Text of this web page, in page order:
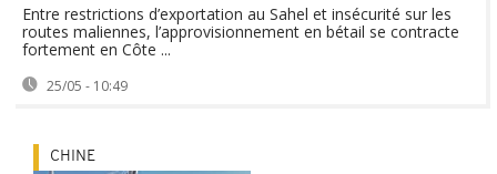
Entre restrictions d’exportation au Sahel et insécurité sur les
routes maliennes, l’approvisionnement en bétail se contracte
fortement en Côte ...
25/05 - 10:49
CHINE